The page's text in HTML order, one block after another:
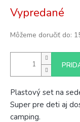
cena:
Vypredané
Môžeme doručiť do:
Plastový set na
Super pre deti aj
camping.